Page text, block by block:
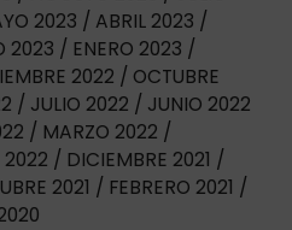
2023
ABRIL 2023
2023
ENERO 2023
2022
OCTUBRE
JULIO 2022
JUNIO 2022
MARZO 2022
2022
DICIEMBRE 2021
2021
FEBRERO 2021